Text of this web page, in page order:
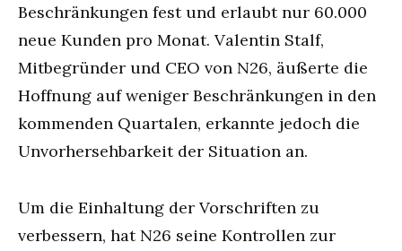
Beschränkungen fest und erlaubt nur 60.000
neue Kunden pro Monat. Valentin Stalf,
Mitbegründer und CEO von N26, äußerte die
Hoffnung auf weniger Beschränkungen in den
kommenden Quartalen, erkannte jedoch die
Unvorhersehbarkeit der Situation an.
Um die Einhaltung der Vorschriften zu
verbessern, hat N26 seine Kontrollen zur